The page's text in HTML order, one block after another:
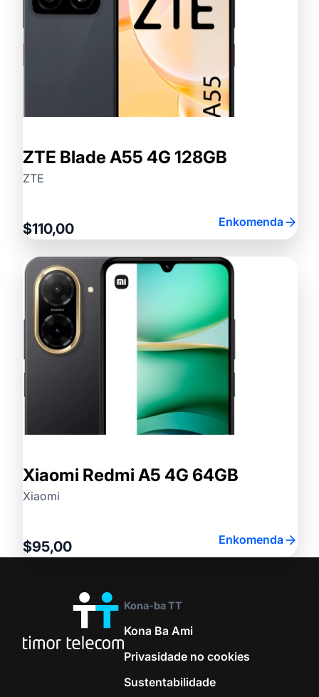
ZTE Blade A55 4G 128GB
ZTE
$110,00 Enkomenda
Xiaomi Redmi A5 4G 64GB
Xiaomi
$95,00 Enkomenda
Kona-ba TT
Kona Ba Ami
Privasidade no cookies
Sustentabilidade